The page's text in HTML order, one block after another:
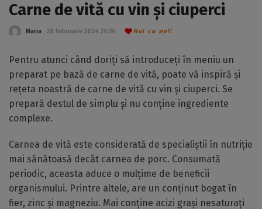
Carne de vită cu vin și ciuperci
Maria 28 februarie 2024 20:16 Hai cu noi!
Pentru atunci când doriți să introduceți în meniu un
preparat pe bază de carne de vită, poate vă inspiră și
rețeta noastră de carne de vită cu vin și ciuperci. Se
prepară destul de simplu și nu conține ingrediente
complexe.
Carnea de vită este considerată de specialiștii în nutriție
mai sănătoasă decât carnea de porc. Consumată
periodic, aceasta aduce o mulțime de beneficii
organismului. Printre altele, are un conținut bogat în
fier, zinc și magneziu. Mai conține acizi grași nesaturați